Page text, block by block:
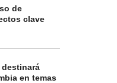
de
clave
en temas